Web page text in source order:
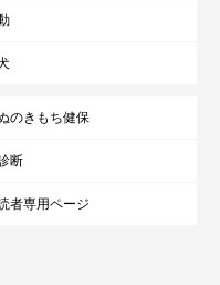
のきもち健保
断
者専用ページ